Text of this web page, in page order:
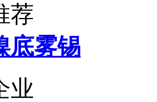
荐
底雾锡
业